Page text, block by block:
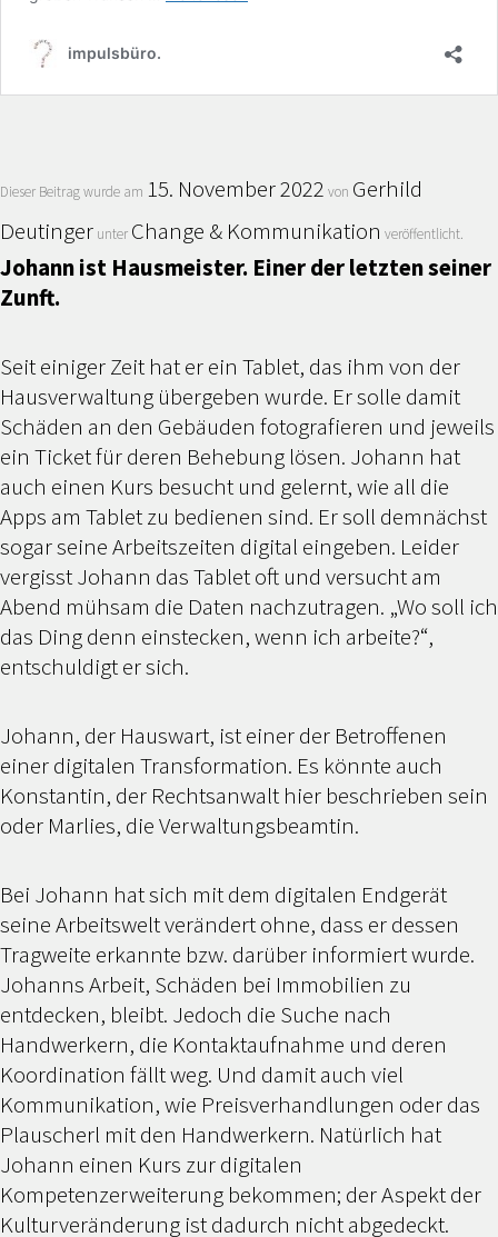
Dieser Beitrag wurde am 15. November 2022 von Gerhild
Deutinger unter Change & Kommunikation veröffentlicht.
Johann ist Hausmeister. Einer der letzten seiner
Zunft.
Seit einiger Zeit hat er ein Tablet, das ihm von der
Hausverwaltung übergeben wurde. Er solle damit
Schäden an den Gebäuden fotografieren und jeweils
ein Ticket für deren Behebung lösen. Johann hat
auch einen Kurs besucht und gelernt, wie all die
Apps am Tablet zu bedienen sind. Er soll demnächst
sogar seine Arbeitszeiten digital eingeben. Leider
vergisst Johann das Tablet oft und versucht am
Abend mühsam die Daten nachzutragen. „Wo soll ich
das Ding denn einstecken, wenn ich arbeite?“,
entschuldigt er sich.
Johann, der Hauswart, ist einer der Betroffenen
einer digitalen Transformation. Es könnte auch
Konstantin, der Rechtsanwalt hier beschrieben sein
oder Marlies, die Verwaltungsbeamtin.
Bei Johann hat sich mit dem digitalen Endgerät
seine Arbeitswelt verändert ohne, dass er dessen
Tragweite erkannte bzw. darüber informiert wurde.
Johanns Arbeit, Schäden bei Immobilien zu
entdecken, bleibt. Jedoch die Suche nach
Handwerkern, die Kontaktaufnahme und deren
Koordination fällt weg. Und damit auch viel
Kommunikation, wie Preisverhandlungen oder das
Plauscherl mit den Handwerkern. Natürlich hat
Johann einen Kurs zur digitalen
Kompetenzerweiterung bekommen; der Aspekt der
Kulturveränderung ist dadurch nicht abgedeckt.